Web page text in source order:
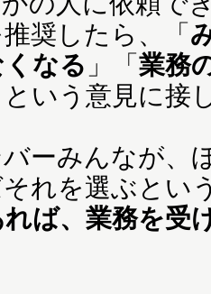
奨したら、「
なる 」「業務
という意見に接
ーみんなが、
れを選ぶとい
ば、業務を受